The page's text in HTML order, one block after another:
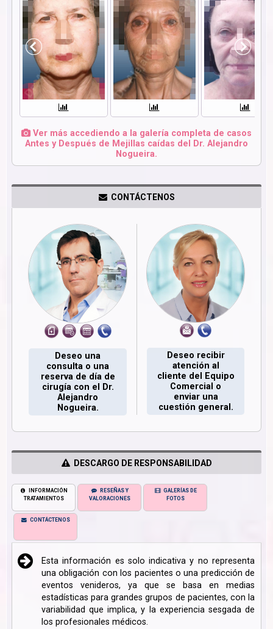
Ver más accediendo a la galería completa de casos
Antes y Después de Mejillas caídas del Dr. Alejandro
Nogueira.
CONTÁCTENOS
Deseo una
consulta o una
reserva de día de
cirugía con el Dr.
Alejandro
Nogueira.
Deseo recibir
atención al
cliente del Equipo
Comercial o
enviar una
cuestión general.
DESCARGO DE RESPONSABILIDAD
INFORMACIÓN
TRATAMIENTOS
RESEÑAS Y
VALORACIONES
GALERÍAS DE
FOTOS
CONTÁCTENOS
Esta información es solo indicativa y no representa
una obligación con los pacientes o una predicción de
eventos venideros, ya que se basa en medias
estadísticas para grandes grupos de pacientes, con la
variabilidad que implica, y la experiencia sesgada de
los profesionales médicos.